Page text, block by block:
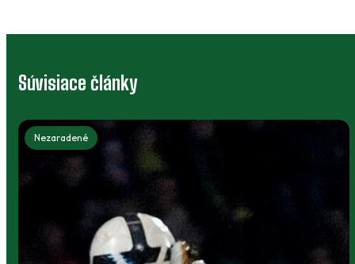
Súvisiace články
Nezaradené